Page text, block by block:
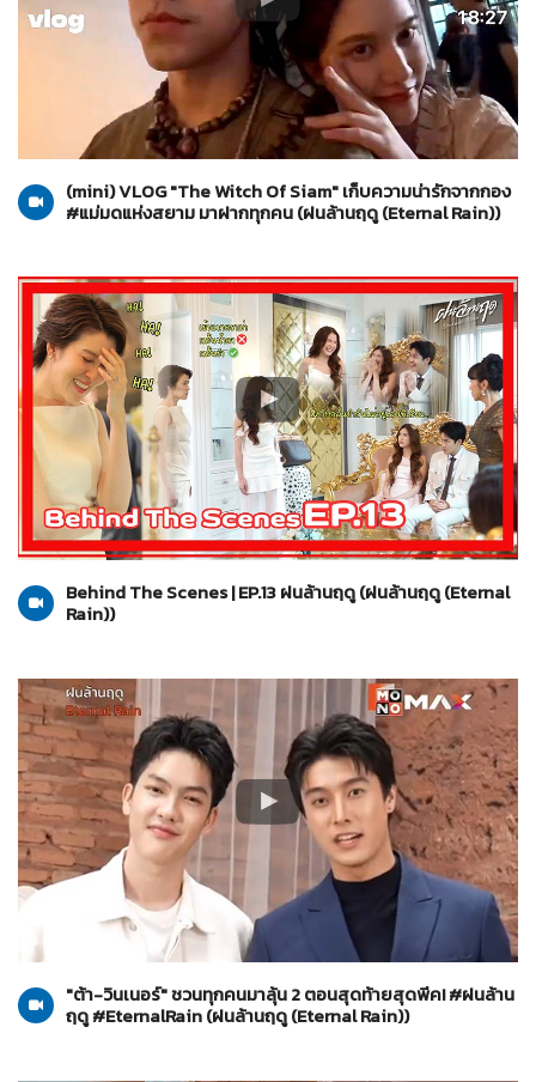
20-06-2569
ฝนล้านฤดู (Eternal Rain)
(mini) VLOG "The Witch Of Siam" เก็บความน่ารักจากกอง
#แม่มดแห่งสยาม มาฝากทุกคน (ฝนล้านฤดู (Eternal Rain))
20-06-2569
ฝนล้านฤดู (Eternal Rain)
Behind The Scenes | EP.13 ฝนล้านฤดู (ฝนล้านฤดู (Eternal
Rain))
19-06-2569
ฝนล้านฤดู (Eternal Rain)
"ต้า-วินเนอร์" ชวนทุกคนมาลุ้น 2 ตอนสุดท้ายสุดพีค! #ฝนล้าน
ฤดู #EternalRain (ฝนล้านฤดู (Eternal Rain))